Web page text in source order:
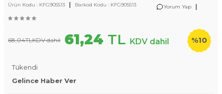
Ürün Kodu : KFG905513 | Barkod Kodu : KFG905513 Yorum Yap |
68,04TLKDV dahil 61,24 TL KDV dahil %10
Tükendi
Gelince Haber Ver